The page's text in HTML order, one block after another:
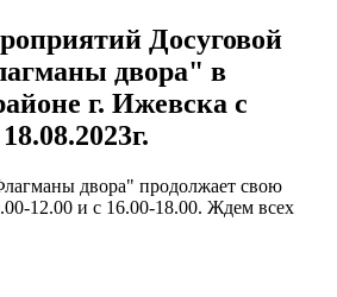
Досуговой
двора" в
г. Ижевска с
двора" продолжает свою
12.00 и с 16.00-18.00. Ждем всех